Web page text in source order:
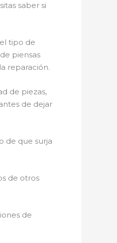
saber si
tipo de
piensas
reparación.
de piezas,
de dejar
de que surja
de otros
de